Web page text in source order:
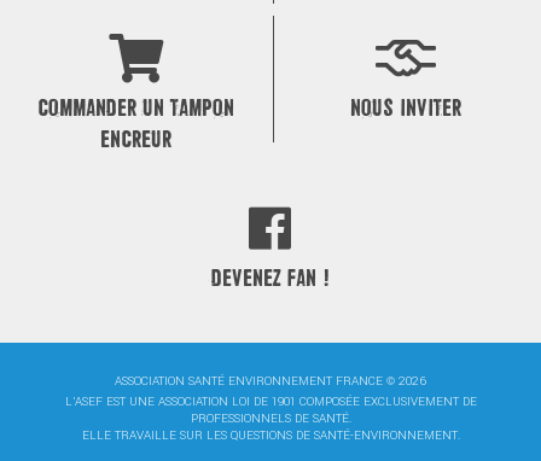
COMMANDER UN TAMPON
ENCREUR
NOUS INVITER
DEVENEZ FAN !
ASSOCIATION SANTÉ ENVIRONNEMENT FRANCE © 2026
L'ASEF EST UNE ASSOCIATION LOI DE 1901 COMPOSÉE EXCLUSIVEMENT DE
PROFESSIONNELS DE SANTÉ.
ELLE TRAVAILLE SUR LES QUESTIONS DE SANTÉ-ENVIRONNEMENT.